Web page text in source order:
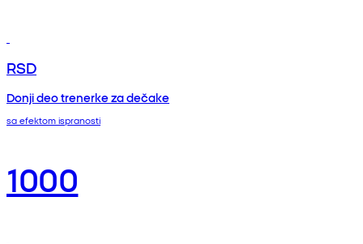
RSD
Donji deo trenerke za dečake
sa efektom ispranosti
1000